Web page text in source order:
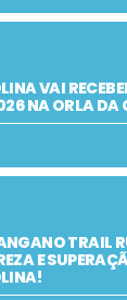
VAI
NA ORLA DA
TRAIL
E